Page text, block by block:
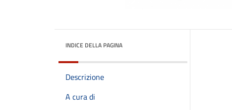
INDICE DELLA PAGINA
Descrizione
A cura di